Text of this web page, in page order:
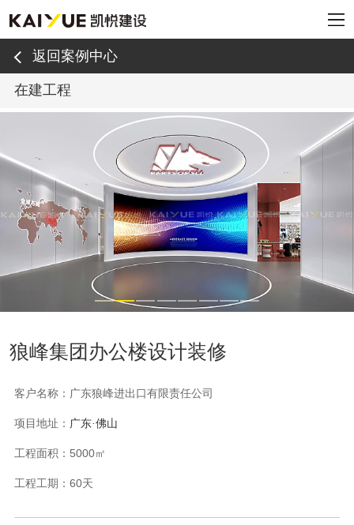
返回案例中心
在建工程
狼峰集团办公楼设计装修
客户名称： 广东狼峰进出口有限责任公司
项目地址： 广东·佛山
工程面积： 5000㎡
工程工期： 60天